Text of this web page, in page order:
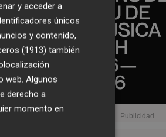
y acceder a
únicos
y contenido,
(1913) también
web. Algunos
derecho a
momento en